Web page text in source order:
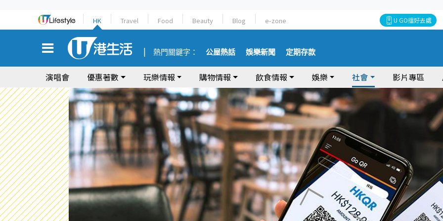
HK Travel Food Beauty Blog e-zone U GO搵好去處
熱門關鍵字： 公屋熱話 娛樂新聞 定期存款
演唱會 優惠著數 玩樂情報 購物情報 飲食情報 娛樂 社會 影片專區